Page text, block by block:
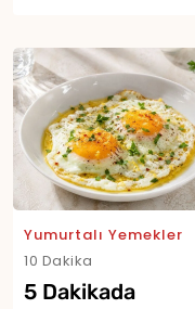
Yumurtalı Yemekler
10 Dakika
5 Dakikada